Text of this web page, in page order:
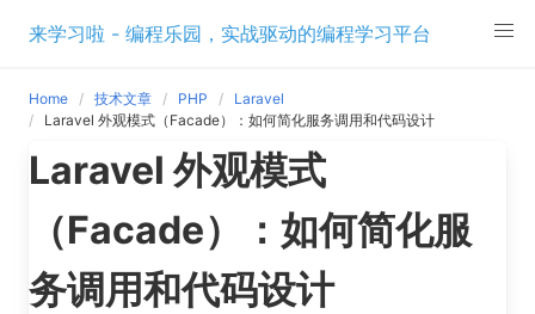
来学习啦 - 编程乐园，实战驱动的编程学习平台
Home 技术文章 PHP
Laravel
Laravel 外观模式（Facade）：如何简化服务调用和代码设计
Laravel 外观模式
（Facade）：如何简化服
务调用和代码设计